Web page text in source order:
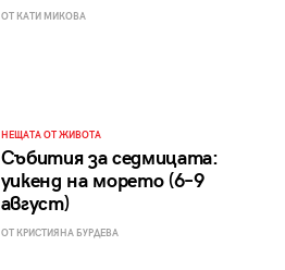
ОТ КАТИ МИКОВА
НЕЩАТА ОТ ЖИВОТА
Събития за седмицата:
уикенд на морето (6–9
август)
ОТ КРИСТИЯНА БУРДЕВА